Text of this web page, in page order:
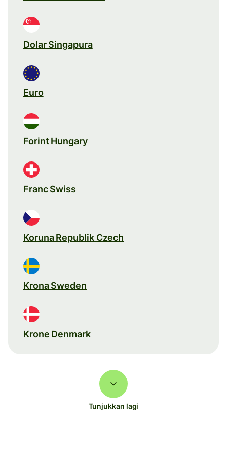
Dolar Singapura
Euro
Forint Hungary
Franc Swiss
Koruna Republik Czech
Krona Sweden
Krone Denmark
Tunjukkan lagi